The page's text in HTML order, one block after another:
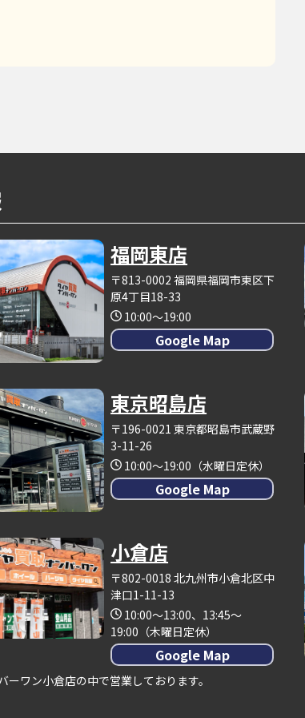
福岡東店
〒813-0002 福岡県福岡市東区下
原4丁目18-33
10:00～19:00
Google Map
東京昭島店
〒196-0021 東京都昭島市武蔵野
3-11-26
10:00～19:00（水曜日定休）
Google Map
小倉店
〒802-0018 北九州市小倉北区中
津口1-11-13
10:00～13:00、13:45～
19:00（木曜日定休）
Google Map
ワン小倉店の中で営業しております。